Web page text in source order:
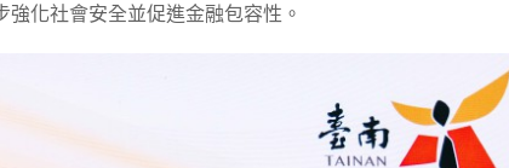
化社會安全並促進金融包容性。